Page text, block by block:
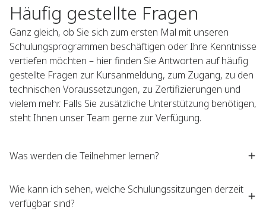
Häufig gestellte Fragen
Ganz gleich, ob Sie sich zum ersten Mal mit unseren
Schulungsprogrammen beschäftigen oder Ihre Kenntnisse
vertiefen möchten – hier finden Sie Antworten auf häufig
gestellte Fragen zur Kursanmeldung, zum Zugang, zu den
technischen Voraussetzungen, zu Zertifizierungen und
vielem mehr. Falls Sie zusätzliche Unterstützung benötigen,
steht Ihnen unser Team gerne zur Verfügung.
Was werden die Teilnehmer lernen?​
Wie kann ich sehen, welche Schulungssitzungen derzeit
verfügbar sind?